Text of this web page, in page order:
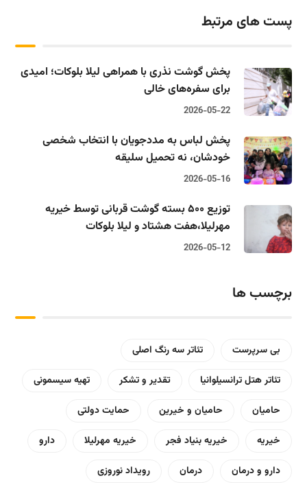
پست های مرتبط
پخش گوشت نذری با همراهی لیلا بلوکات؛ امیدی
برای سفره‌های خالی
2026-05-22
پخش لباس به مددجویان با انتخاب شخصی
خودشان، نه تحمیل سلیقه
2026-05-16
توزیع ۵۰۰ بسته گوشت قربانی توسط خیریه
مهرلیلا،‌هفت هشتاد و لیلا بلوکات
2026-05-12
برچسب ها
بی سرپرست
تئاتر سه رنگ اصلی
تئاتر هتل ترانسیلوانیا
تقدیر و تشکر
تهیه سیسمونی
حامیان
حامیان و خیرین
حمایت دولتی
خیریه
خیریه بنیاد فجر خیریه مهرلیلا
دارو
دارو و درمان
درمان
رویداد نوروزی